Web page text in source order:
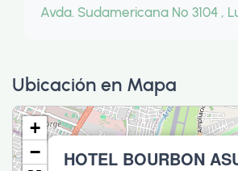
Avda. Sudamericana Nº 3104 ,
Ubicación en Mapa
HOTEL BOURBON
+
−